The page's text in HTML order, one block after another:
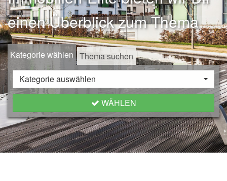
einen Überblick zum Thema
Kategorie wählen Thema suchen
Kategorie auswählen
WÄHLEN